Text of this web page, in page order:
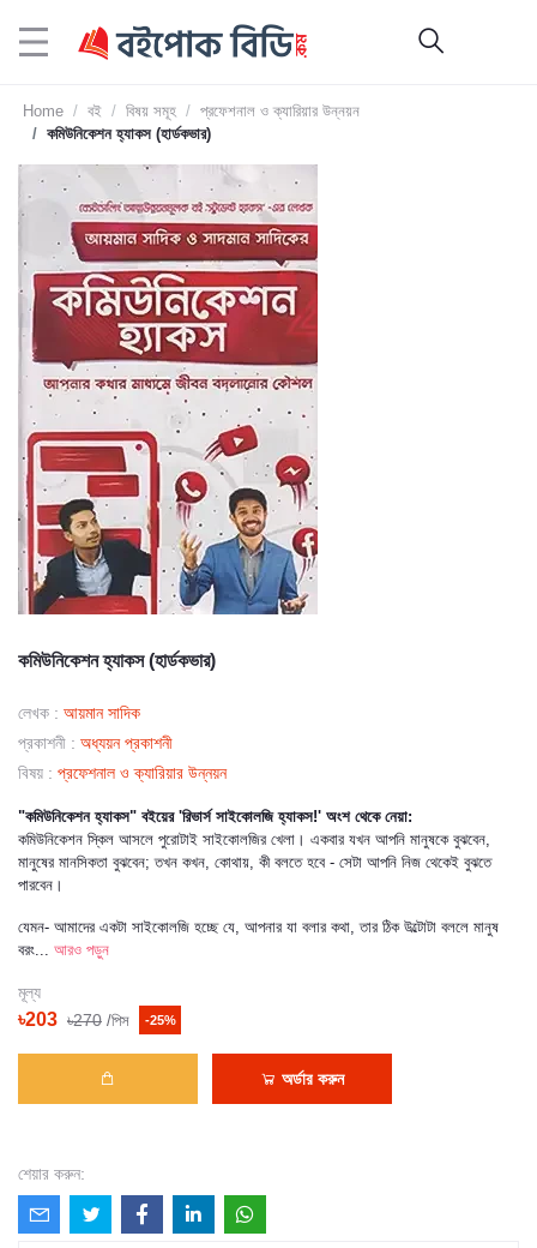
Home বই বিষয় সমূহ
প্রফেশনাল ও ক্যারিয়ার উন্নয়ন
কমিউনিকেশন হ্যাকস (হার্ডকভার)
কমিউনিকেশন হ্যাকস (হার্ডকভার)
লেখক : আয়মান সাদিক
প্রকাশনী : অধ্যয়ন প্রকাশনী
বিষয় : প্রফেশনাল ও ক্যারিয়ার উন্নয়ন
"কমিউনিকেশন হ্যাকস" বইয়ের 'রিভার্স সাইকোলজি হ্যাকস!' অংশ থেকে নেয়া:
কমিউনিকেশন স্কিল আসলে পুরোটাই সাইকোলজির খেলা। একবার যখন আপনি মানুষকে বুঝবেন,
মানুষের মানসিকতা বুঝবেন; তখন কখন, কোথায়, কী বলতে হবে - সেটা আপনি নিজ থেকেই বুঝতে
পারবেন।
যেমন- আমাদের একটা সাইকোলজি হচ্ছে যে, আপনার যা বলার কথা, তার ঠিক উল্টোটা বললে মানুষ
বরং... আরও পড়ুন
মূল্য
৳203 ৳270 /পিস -25%
অর্ডার করুন
শেয়ার করুন: